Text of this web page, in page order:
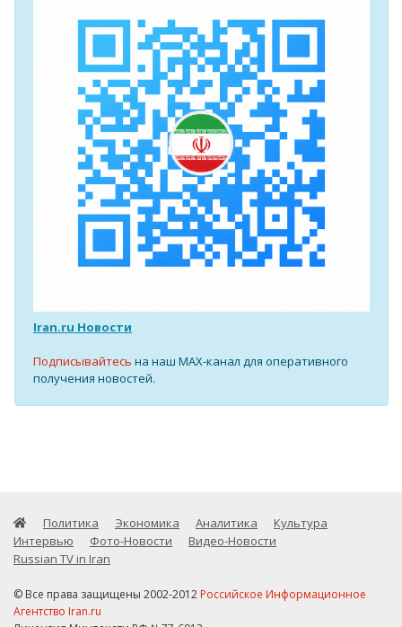
Iran.ru Новости
Подписывайтесь на наш MAX-канал для оперативного
получения новостей.
Политика Экономика Аналитика
Культура
Интервью
Фото-Новости
Видео-Новости
Russian TV in Iran
© Все права защищены 2002-2012 Российское Информационное
Агентство Iran.ru